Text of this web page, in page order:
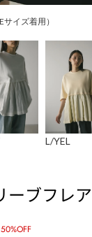
イズ着用）
L/YEL
ーブフレ
50%OFF